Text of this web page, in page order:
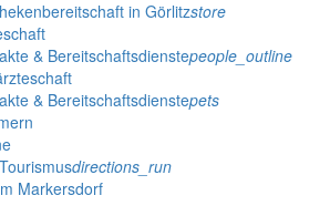
in Görlitzstore
& Bereitschaftsdienstepeople_outline
& Bereitschaftsdienstepets
directions_run
Markersdorf